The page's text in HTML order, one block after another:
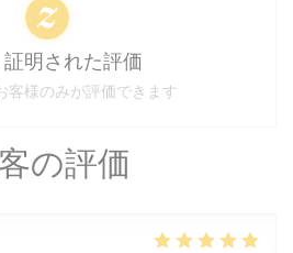
の評価
証明された評価
客様のみが評価できます